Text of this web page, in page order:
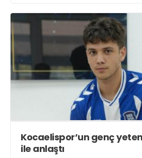
Kocaelispor’un genç
ile anlaştı